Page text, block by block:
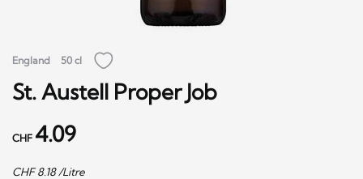
England 50 cl
St. Austell Proper Job
CHF 4.09
CHF8.18/Litre